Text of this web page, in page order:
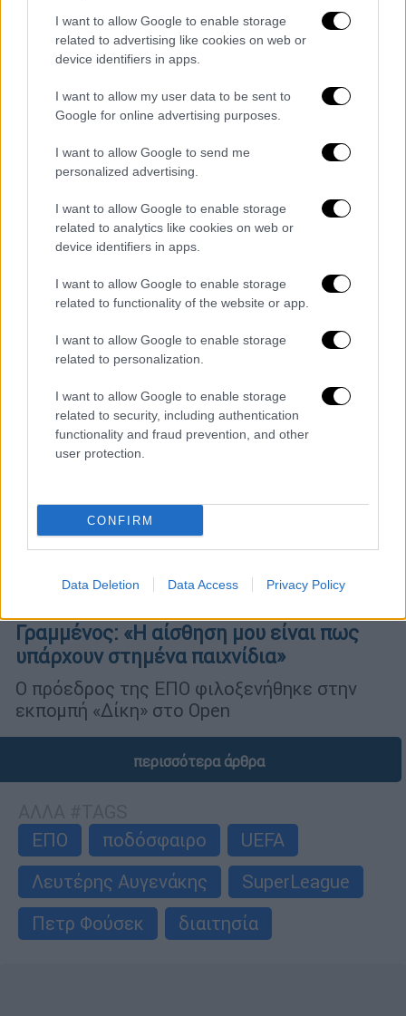
I want to allow Google to enable storage
related to advertising like cookies on web or
device identifiers in apps.
I want to allow my user data to be sent to
Google for online advertising purposes.
I want to allow Google to send me
personalized advertising.
I want to allow Google to enable storage
related to analytics like cookies on web or
device identifiers in apps.
I want to allow Google to enable storage
related to functionality of the website or app.
I want to allow Google to enable storage
related to personalization.
I want to allow Google to enable storage
related to security, including authentication
functionality and fraud prevention, and other
user protection.
CONFIRM
Data Deletion Data Access Privacy Policy
Αθλητισμός| 22.06.2020 18:56
ΕΠΟ: Η έκτακτη γενική συνέλευση
αποφάσισε εκλογές το 2020 με ψήφους
Υπερψηφίστηκαν οι τροποποιήσεις για τη
διενέργεια εκλογών στην ΕΠΟ παρά την
προσπάθεια του Ολυμπιακού να τις
«μπλοκάρει»
Γραμμένος: «Η αίσθηση μου είναι πως
υπάρχουν στημένα παιχνίδια»
Ο πρόεδρος της ΕΠΟ φιλοξενήθηκε στην
εκπομπή «Δίκη» στο Open
περισσότερα άρθρα
ΕΠΟ
ποδόσφαιρο
UEFA
Λευτέρης Αυγενάκης
SuperLeague
Πετρ Φούσεκ
διαιτησία